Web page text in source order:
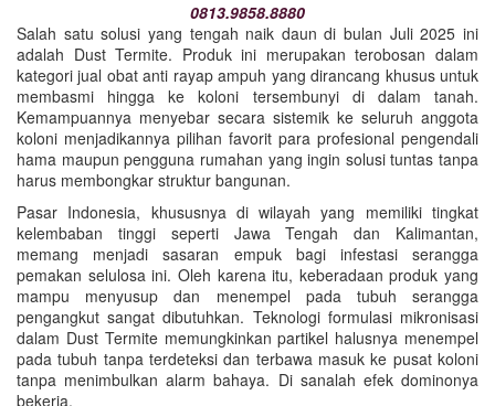
0813.9858.8880
Salah satu solusi yang tengah naik daun di bulan Juli 2025 ini
adalah Dust Termite. Produk ini merupakan terobosan dalam
kategori jual obat anti rayap ampuh yang dirancang khusus untuk
membasmi hingga ke koloni tersembunyi di dalam tanah.
Kemampuannya menyebar secara sistemik ke seluruh anggota
koloni menjadikannya pilihan favorit para profesional pengendali
hama maupun pengguna rumahan yang ingin solusi tuntas tanpa
harus membongkar struktur bangunan.
Pasar Indonesia, khususnya di wilayah yang memiliki tingkat
kelembaban tinggi seperti Jawa Tengah dan Kalimantan,
memang menjadi sasaran empuk bagi infestasi serangga
pemakan selulosa ini. Oleh karena itu, keberadaan produk yang
mampu menyusup dan menempel pada tubuh serangga
pengangkut sangat dibutuhkan. Teknologi formulasi mikronisasi
dalam Dust Termite memungkinkan partikel halusnya menempel
pada tubuh tanpa terdeteksi dan terbawa masuk ke pusat koloni
tanpa menimbulkan alarm bahaya. Di sanalah efek dominonya
bekerja.